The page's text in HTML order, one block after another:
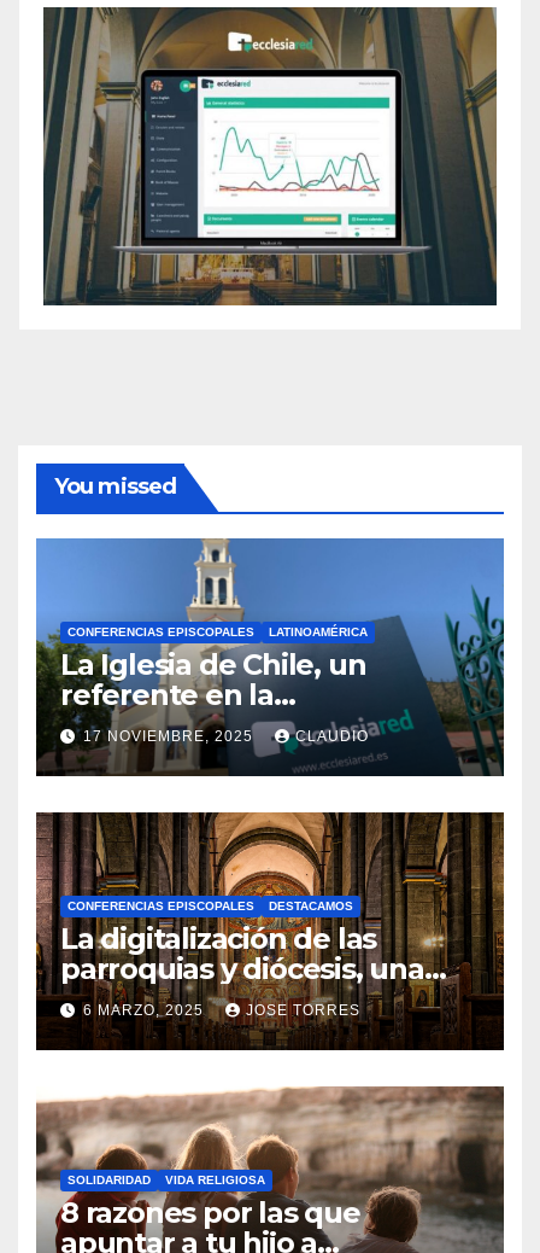
You missed
CONFERENCIAS EPISCOPALES LATINOAMÉRICA
La Iglesia de Chile, un
referente en la
transformación digital
gracias a Ecclesiared
17 NOVIEMBRE, 2025 CLAUDIO
N
O
H
A
Y
C
O
M
N
T
A
R
I
CONFERENCIAS EPISCOPALES DESTACAMOS
La digitalización de las
parroquias y diócesis, una
realidad ya para el futuro de
la Iglesia
6 MARZO, 2025 JOSE TORRES
N
O
H
A
Y
SOLIDARIDAD VIDA RELIGIOSA
8 razones por las que
apuntar a tu hijo a